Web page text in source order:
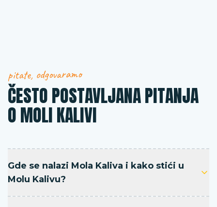
pitate, odgovaramo
ČESTO POSTAVLJANA PITANJA
O MOLI KALIVI
Gde se nalazi Mola Kaliva i kako stići u
Molu Kalivu?